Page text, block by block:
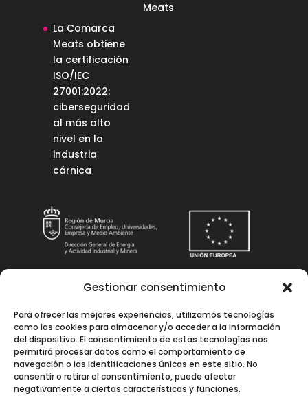
Gestionar consentimiento
Para ofrecer las mejores experiencias, utilizamos tecnologías
como las cookies para almacenar y/o acceder a la información
del dispositivo. El consentimiento de estas tecnologías nos
permitirá procesar datos como el comportamiento de
navegación o las identificaciones únicas en este sitio. No
consentir o retirar el consentimiento, puede afectar
negativamente a ciertas características y funciones.
Meats
La Comarca
Meats obtiene
la certificación
ISO/IEC
27001:2022:
ciberseguridad
al más alto
nivel en la
industria
cárnica
Una manera de hacer Europa
Instalación solar fotovoltaica para
autoconsumo en La Comarca Meats, S.L.
Objetivo: Conseguir una economía más
limpia y sostenible.